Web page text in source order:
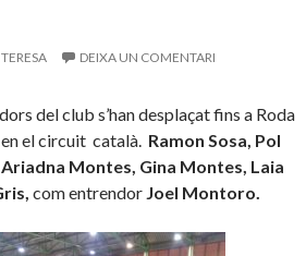
TERESA DEIXA UN COMENTARI
del club s’han desplaçat fins a Roda
el circuit català. Ramon Sosa, Pol
Montes, Gina Montes, Laia
com entrendor Joel Montoro.